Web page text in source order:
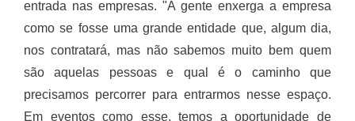
entrada nas empresas. "A gente enxerga a empresa
como se fosse uma grande entidade que, algum dia,
nos contratará, mas não sabemos muito bem quem
são aquelas pessoas e qual é o caminho que
precisamos percorrer para entrarmos nesse espaço.
Em eventos como esse, temos a oportunidade de